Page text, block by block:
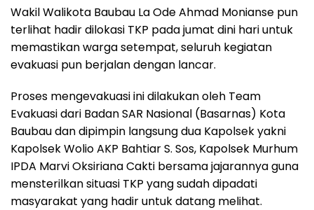
Wakil Walikota Baubau La Ode Ahmad Monianse pun
terlihat hadir dilokasi TKP pada jumat dini hari untuk
memastikan warga setempat, seluruh kegiatan
evakuasi pun berjalan dengan lancar.
Proses mengevakuasi ini dilakukan oleh Team
Evakuasi dari Badan SAR Nasional (Basarnas) Kota
Baubau dan dipimpin langsung dua Kapolsek yakni
Kapolsek Wolio AKP Bahtiar S. Sos, Kapolsek Murhum
IPDA Marvi Oksiriana Cakti bersama jajarannya guna
mensterilkan situasi TKP yang sudah dipadati
masyarakat yang hadir untuk datang melihat.